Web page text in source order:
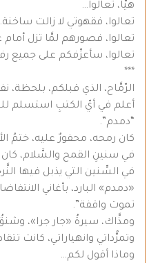
هيَّا، تعالوا…
تعالوا، فقهوتي لا زالت ساخنة.
تعالوا، فصورهم لمَّا تزل أمام
تعالوا، سأعرِّفكم على جميع
***
الرّمَّاح، الذي قبلكم، بلحظة،
أعلم في أيّ الكتبِ استسلم
“دمدم”.
كان رمحه، محفورٌ عليه، ختمُ
في سنينِ القمح والسَّلام، كان
في السِّنين التي يذبل فيها
«دمدم» البارد، بأغاني
تموت واقفة”.
ومذَّاك، سيرةُ «جار جرا»،
وتمرُّداتي وانهياراتي، كانت
وماذا أقول لكم…